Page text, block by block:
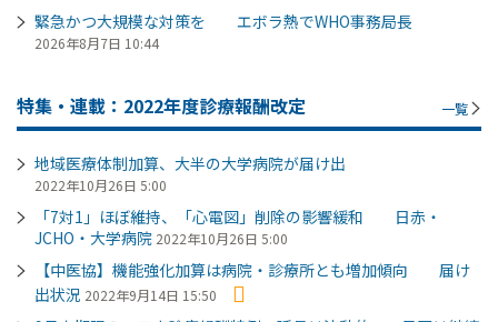
緊急かつ大規模な対策を エボラ熱でWHO事務局長
2026年8月7日 10:44
特集・連載：2022年度診療報酬改定 一覧
地域医療体制加算、大半の大学病院が届け出
2022年10月26日 5:00
「7対1」ほぼ維持、「心電図」削除の影響緩和 日赤・
JCHO・大学病院 2022年10月26日 5:00
【中医協】機能強化加算は病院・診療所とも増加傾向 届け
出状況 2022年9月14日 15:50